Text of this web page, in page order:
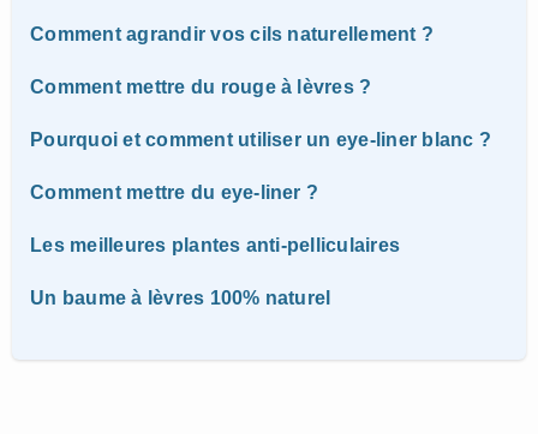
Comment agrandir vos cils naturellement ?
Comment mettre du rouge à lèvres ?
Pourquoi et comment utiliser un eye-liner blanc ?
Comment mettre du eye-liner ?
Les meilleures plantes anti-pelliculaires
Un baume à lèvres 100% naturel